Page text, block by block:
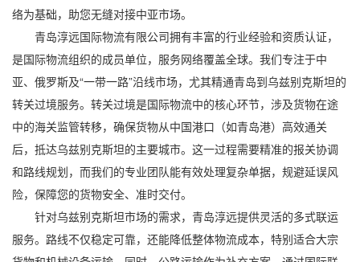
络为基础，助您无缝对接中亚市场。
青岛淳远国际物流有限公司拥有丰富的行业经验和资质认证，
是国际物流组织的成员单位，服务网络覆盖全球。我们专注于中
亚、俄罗斯及“一带一路”沿线市场，尤其精通青岛到乌兹别克斯坦的
转关过境服务。转关过境是国际物流中的核心环节，涉及货物在途
中的海关监管转移，确保货物从中国港口（如青岛港）高效通关
后，抵达乌兹别克斯坦的主要城市。这一过程需要精准的报关协调
和路线规划，而我们的专业团队能有效处理复杂单据，规避延误风
险，保障您的货物安全、准时交付。
针对乌兹别克斯坦市场的需求，青岛淳远提供灵活的多式联运
服务。路线不仅稳定可靠，还能降低整体物流成本，特别适合大宗